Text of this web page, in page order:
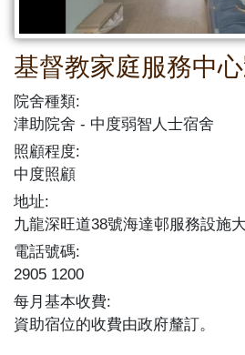
基督教家庭服務中
院舍種類:
津助院舍
中度弱智人士宿舍
照顧程度:
中度照顧
地址:
九龍深旺道38號海達邨服務設施
電話號碼:
2905 1200
每月基本收費:
資助宿位的收費由政府釐訂。